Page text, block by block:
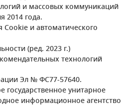
и массовых коммуникаций
2014 года.
и автоматического
(ред. 2023 г.)
технологий
Эл № ФС77-57640.
государственное унитарное
информационное агентство